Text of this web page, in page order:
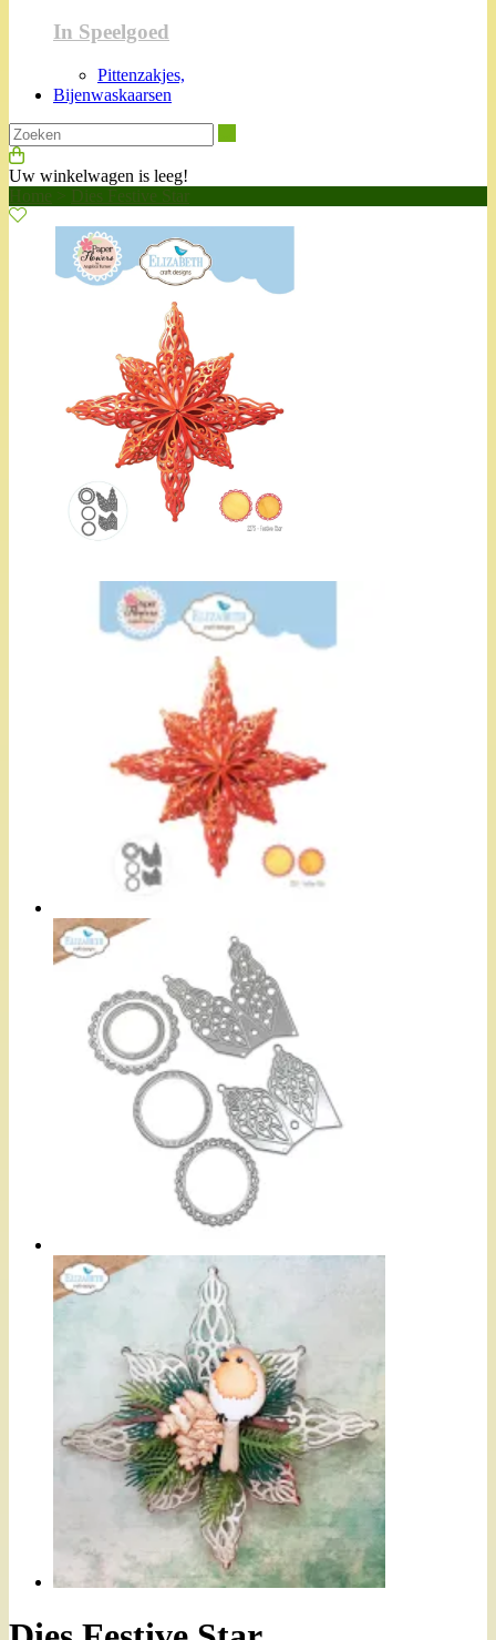
In Speelgoed
Pittenzakjes,
Bijenwaskaarsen
Uw winkelwagen is leeg!
Home
Dies Festive Star